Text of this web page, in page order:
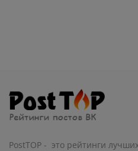
PostTOP - это рейтинги